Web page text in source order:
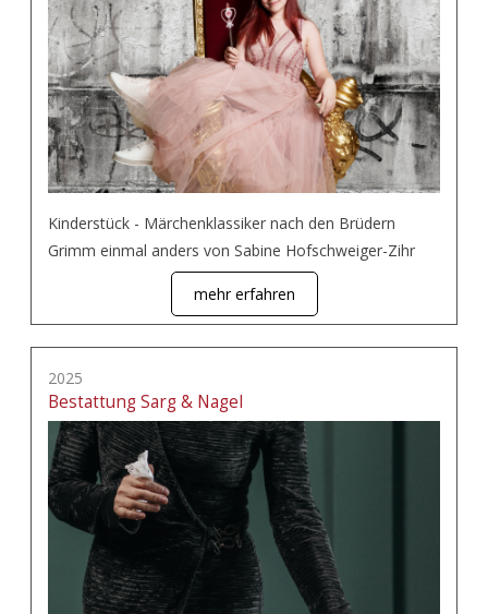
Kinderstück - Märchenklassiker nach den Brüdern
Grimm einmal anders von Sabine Hofschweiger-Zihr
mehr erfahren
2025
Bestattung Sarg & Nagel